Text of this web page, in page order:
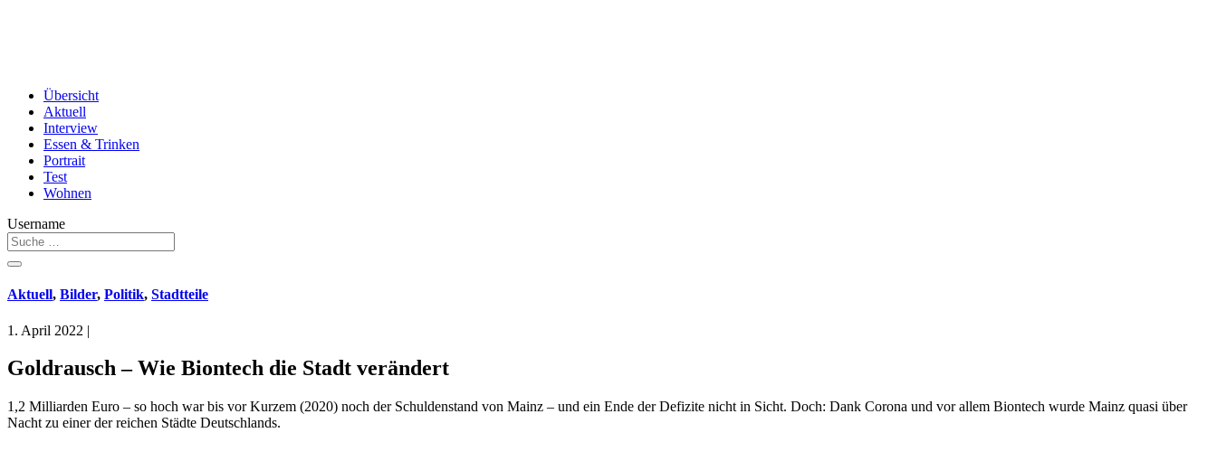
Übersicht
Aktuell
Interview
Essen & Trinken
Portrait
Test
Wohnen
Username
Aktuell, Bilder, Politik, Stadtteile
1. April 2022 |
Goldrausch – Wie Biontech die Stadt verändert
1,2 Milliarden Euro – so hoch war bis vor Kurzem (2020) noch der Schuldenstand von Mainz – und ein Ende der Defizite nicht in Sicht. Doch: Dank Corona und vor allem Biontech wurde Mainz quasi über
Nacht zu einer der reichen Städte Deutschlands.